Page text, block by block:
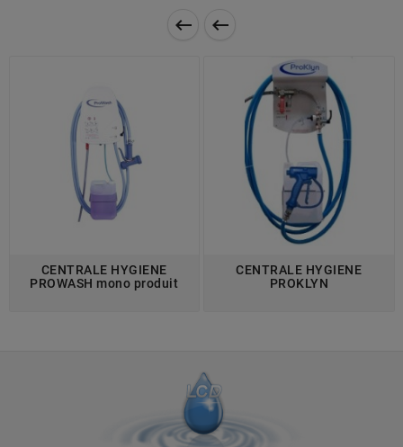
 
CENTRALE HYGIENE
PROWASH mono produit
CENTRALE HYGIENE
PROKLYN